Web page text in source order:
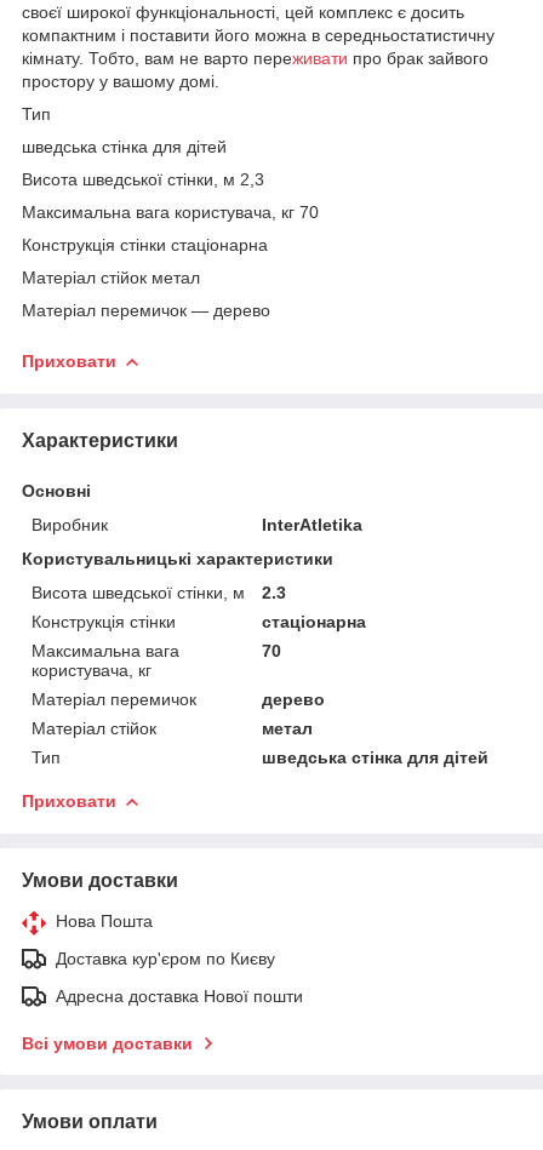
своєї широкої функціональності, цей комплекс є досить
компактним і поставити його можна в середньостатистичну
кімнату. Тобто, вам не варто переживати про брак зайвого
простору у вашому домі.
Тип
шведська стінка для дітей
Висота шведської стінки, м 2,3
Максимальна вага користувача, кг 70
Конструкція стінки стаціонарна
Матеріал стійок метал
Матеріал перемичок — дерево
Приховати
Характеристики
Основні
Виробник
InterAtletika
Користувальницькі характеристики
Висота шведської стінки, м
2.3
Конструкція стінки
стаціонарна
Максимальна вага
користувача, кг
70
Матеріал перемичок
дерево
Матеріал стійок
метал
Тип
шведська стінка для дітей
Приховати
Умови доставки
Нова Пошта
Доставка кур'єром по Києву
Адресна доставка Нової пошти
Всі умови доставки
Умови оплати